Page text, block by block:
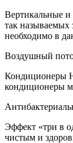
Вертикальные и
так называемых
необходимо в
Воздушный
Кондиционеры
кондиционеры
Эффект «три в
чистым и